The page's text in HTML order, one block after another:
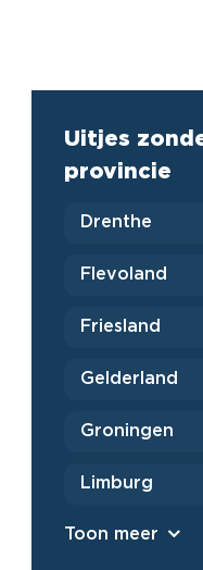
Uitjes
provincie
Drenthe
Flevoland
Friesland
Gelderland
Groningen
Limburg
Toon meer